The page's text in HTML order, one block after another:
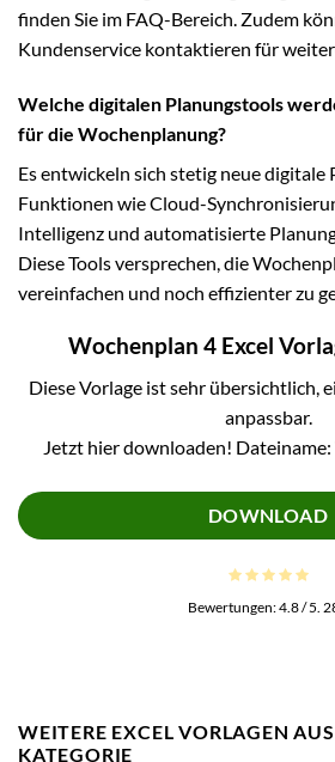
finden Sie im FAQ-Bereich. Zudem
Kundenservice kontaktieren für
Welche digitalen Planungstools
für die Wochenplanung?
Es entwickeln sich stetig neue digitale
Funktionen wie Cloud-
Intelligenz und automatisierte
Diese Tools versprechen, die
vereinfachen und noch effizienter zu
Wochenplan 4 Excel
Diese Vorlage ist sehr übersichtlich,
anpassbar.
Jetzt hier downloaden! Dateiname:
DOWNLOAD
Bewertungen:4.8/ 5.
WEITERE EXCEL VORLAGEN
KATEGORIE